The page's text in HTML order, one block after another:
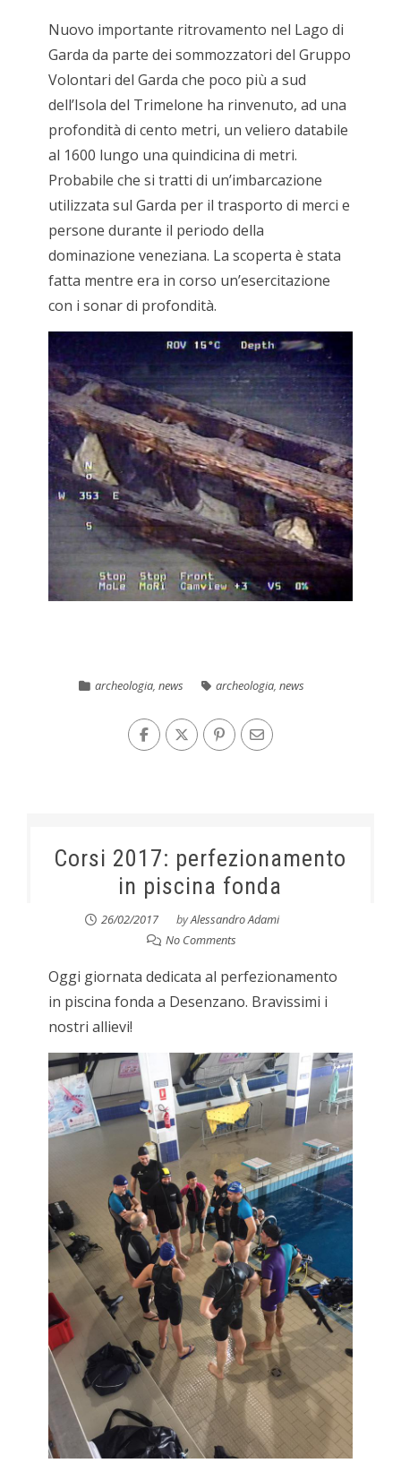
Nuovo importante ritrovamento nel Lago di
Garda da parte dei sommozzatori del Gruppo
Volontari del Garda che poco più a sud
dell’Isola del Trimelone ha rinvenuto, ad una
profondità di cento metri, un veliero databile
al 1600 lungo una quindicina di metri.
Probabile che si tratti di un’imbarcazione
utilizzata sul Garda per il trasporto di merci e
persone durante il periodo della
dominazione veneziana. La scoperta è stata
fatta mentre era in corso un’esercitazione
con i sonar di profondità.
archeologia, news archeologia, news
Corsi 2017: perfezionamento
in piscina fonda
26/02/2017 byAlessandro Adami
No Comments
Oggi giornata dedicata al perfezionamento
in piscina fonda a Desenzano. Bravissimi i
nostri allievi!